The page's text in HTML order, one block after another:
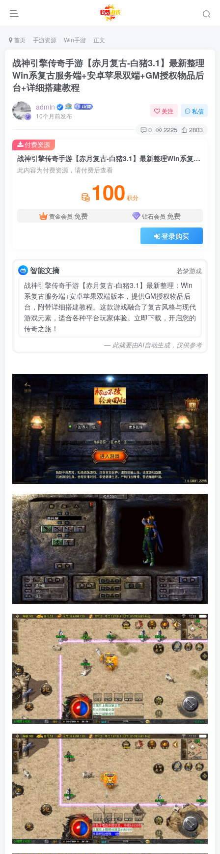
首页 手游资源 Win手游 正文
战神引擎传奇手游【赤月复古-白猪3.1】最新整理
Win系复古服务端+安卓苹果双端+GM授权物品后
台+详细搭建教程
admin
10个月前发布
关注 私信
0 2225 2803
战神引擎传奇手游【赤月复古-白猪3.1】最新整理Win系复古服务端+安卓苹果双端+GM授权物品后台+详细搭建教程
此内容为付费资源，请付费后查看
100 积分
黄金会员 免费 钻石会员 免费
登录购买
付费资源
智能文摘 若梦游戏
战神引擎传奇手游【赤月复古-白猪3.1】最新整理：Win
系复古服务端+安卓苹果双端版本，提供GM授权物品后
台，附带详细搭建教程。这款游戏融合了复古风格与现代
游戏元素，适合各种平台玩家体验。立即下载，开启您的
传奇之旅！
— 此摘要由AI自动生成，仅供参考